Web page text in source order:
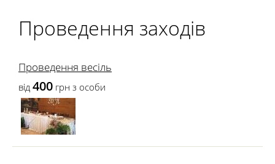
Проведення заходів
Проведення весіль
від 400 грн з особи